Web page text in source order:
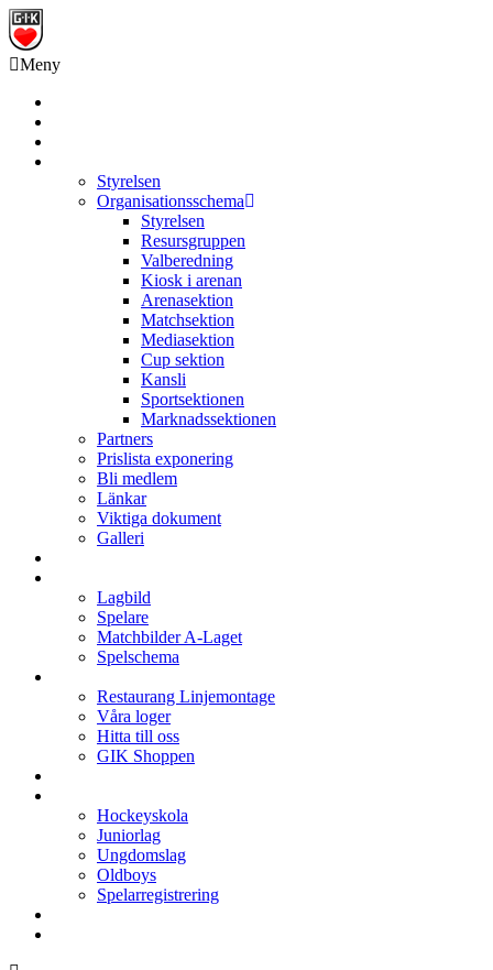
Meny
Styrelsen
Organisationsschema
Styrelsen
Resursgruppen
Valberedning
Kiosk i arenan
Arenasektion
Matchsektion
Mediasektion
Cup sektion
Kansli
Sportsektionen
Marknadssektionen
Partners
Prislista exponering
Bli medlem
Länkar
Viktiga dokument
Galleri
Lagbild
Spelare
Matchbilder A-Laget
Spelschema
Restaurang Linjemontage
Våra loger
Hitta till oss
GIK Shoppen
Hockeyskola
Juniorlag
Ungdomslag
Oldboys
Spelarregistrering